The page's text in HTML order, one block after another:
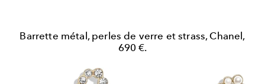
Barrette métal, perles de verre et strass, Chanel,
690 €.